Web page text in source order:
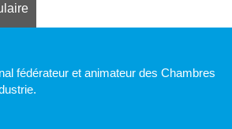
fédérateur et animateur des Chambres